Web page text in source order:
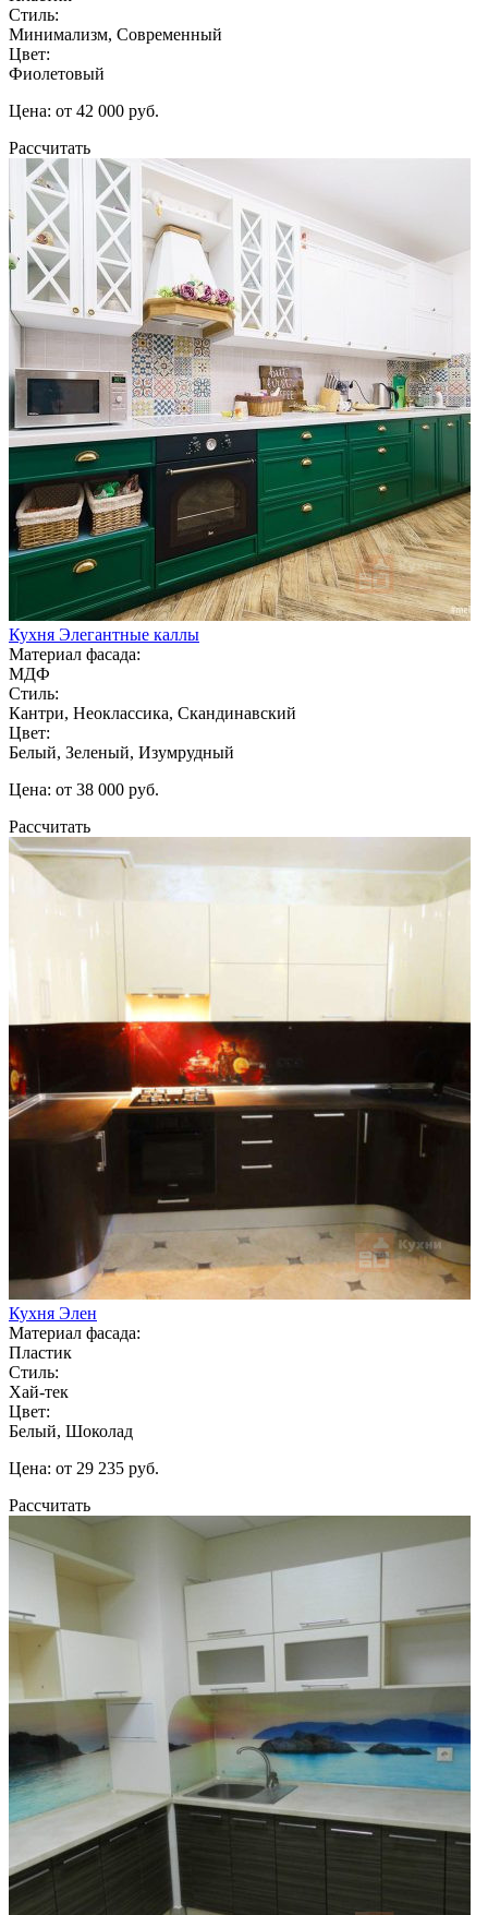
Стиль:
Минимализм, Современный
Цвет:
Фиолетовый
Цена: от 42 000 руб.
Рассчитать
Кухня Элегантные каллы
Материал фасада:
МДФ
Стиль:
Кантри, Неоклассика, Скандинавский
Цвет:
Белый, Зеленый, Изумрудный
Цена: от 38 000 руб.
Рассчитать
Кухня Элен
Материал фасада:
Пластик
Стиль:
Хай-тек
Цвет:
Белый, Шоколад
Цена: от 29 235 руб.
Рассчитать